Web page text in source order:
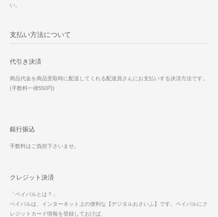
い。
支払い方法について
代引き決済
商品代金を商品受取時に配送してくれる配達員さんにお支払いする決済方法です。
(手数料一律550円)
銀行振込
手数料はご負担下さいませ。
クレジット決済
「ペイパルとは？」
ペイパルは、インターネット上の便利な【デジタルおさいふ】です。ペイパルにク
レジットカード情報を登録しておけば、